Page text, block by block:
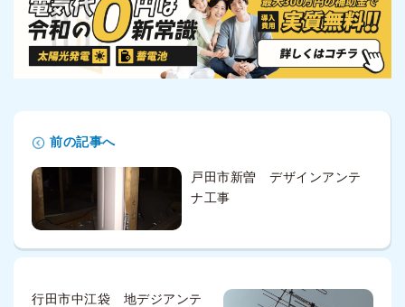
前の記事へ
戸田市新曽 デザインアンテ
ナ工事
行田市中江袋 地デジアンテ